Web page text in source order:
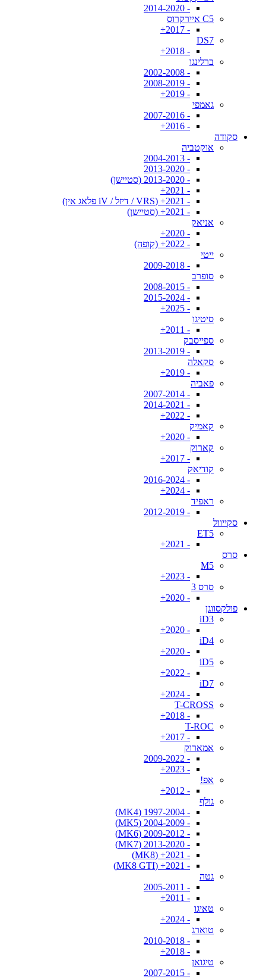
- 2014-2020
C5 איירקרוס
- 2017+
DS7
- 2018+
ברלינגו
- 2002-2008
- 2008-2019
- 2019+
גאמפי
- 2007-2016
- 2016+
סקודה
אוקטביה
- 2004-2013
- 2013-2020
- 2013-2020 (סטיישן)
- 2021+
- 2021+ (VRS / דיזל / iV פלאג אין)
- 2021+ (סטיישן)
אניאק
- 2020+
- 2022+ (קופה)
ייטי
- 2009-2018
סופרב
- 2008-2015
- 2015-2024
- 2025+
סיטיגו
- 2011+
ספייסבק
- 2013-2019
סקאלה
- 2019+
פאביה
- 2007-2014
- 2014-2021
- 2022+
קאמיק
- 2020+
קארוק
- 2017+
קודיאק
- 2016-2024
- 2024+
ראפיד
- 2012-2019
סקייוול
ET5
- 2021+
סרס
M5
- 2023+
סרס 3
- 2020+
פולקסווגן
iD3
- 2020+
iD4
- 2020+
iD5
- 2022+
iD7
- 2024+
T-CROSS
- 2018+
T-ROC
- 2017+
אמארוק
- 2009-2022
- 2023+
אפ!
- 2012+
גולף
- 1997-2004 (MK4)
- 2004-2009 (MK5)
- 2009-2012 (MK6)
- 2013-2020 (MK7)
- 2021+ (MK8)
- 2021+ (MK8 GTI)
גטה
- 2005-2011
- 2011+
טאיגו
- 2024+
טוארג
- 2010-2018
- 2018+
טיגואן
- 2007-2015